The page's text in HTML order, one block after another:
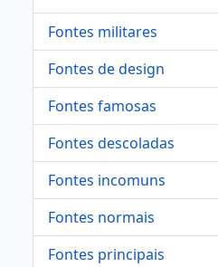
Fontes militares
Fontes de design
Fontes famosas
Fontes descoladas
Fontes incomuns
Fontes normais
Fontes principais